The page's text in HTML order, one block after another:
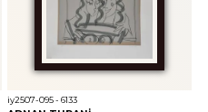
iy2507-095 - 6133